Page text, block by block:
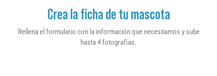
Crea la ficha de tu mascota
Rellena el formulario con la información que necesitamos y sube
hasta 4 fotografías.